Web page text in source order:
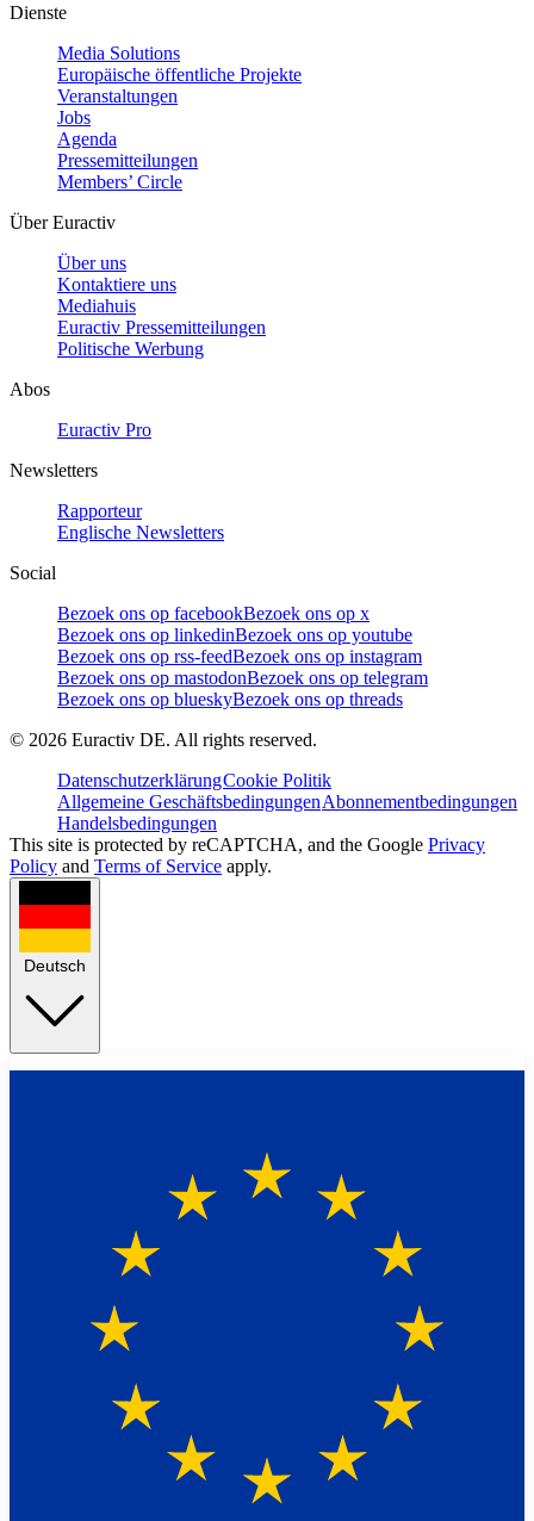
Dienste
Media Solutions
Europäische öffentliche Projekte
Veranstaltungen
Jobs
Agenda
Pressemitteilungen
Members’ Circle
Über Euractiv
Über uns
Kontaktiere uns
Mediahuis
Euractiv Pressemitteilungen
Politische Werbung
Abos
Euractiv Pro
Newsletters
Rapporteur
Englische Newsletters
Social
Bezoek ons op facebookBezoek ons op x
Bezoek ons op linkedinBezoek ons op youtube
Bezoek ons op rss-feedBezoek ons op instagram
Bezoek ons op mastodonBezoek ons op telegram
Bezoek ons op blueskyBezoek ons op threads
© 2026 Euractiv DE. All rights reserved.
DatenschutzerklärungCookie Politik
Allgemeine GeschäftsbedingungenAbonnementbedingungen
Handelsbedingungen
This site is protected by reCAPTCHA, and the Google Privacy
Policy and Terms of Service apply.
Deutsch